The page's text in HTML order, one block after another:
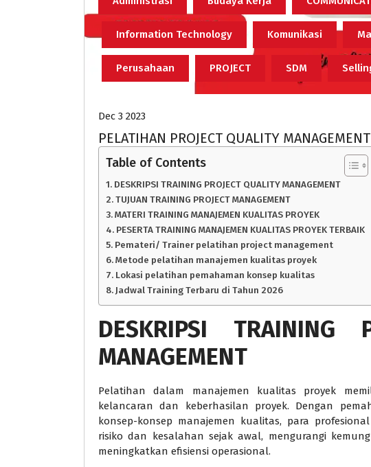
Information Technology Komunikasi
Perusahaan PROJECT SDM
Dec 3 2023
PELATIHAN PROJECT QUALITY MANAGEMENT
Table of Contents
DESKRIPSI TRAINING PROJECT QUALITY MANAGEMENT
TUJUAN TRAINING PROJECT MANAGEMENT
MATERI TRAINING MANAJEMEN KUALITAS PROYEK
PESERTA TRAINING MANAJEMEN KUALITAS PROYEK TERBAIK
Pemateri/ Trainer pelatihan project management
Metode pelatihan manajemen kualitas proyek
Lokasi pelatihan pemahaman konsep kualitas
Jadwal Training Terbaru di Tahun 2026
DESKRIPSI TRAINING
MANAGEMENT
Pelatihan dalam manajemen kualitas proyek
kelancaran dan keberhasilan proyek. Dengan
konsep-konsep manajemen kualitas, para
risiko dan kesalahan sejak awal, mengurangi
meningkatkan efisiensi operasional.